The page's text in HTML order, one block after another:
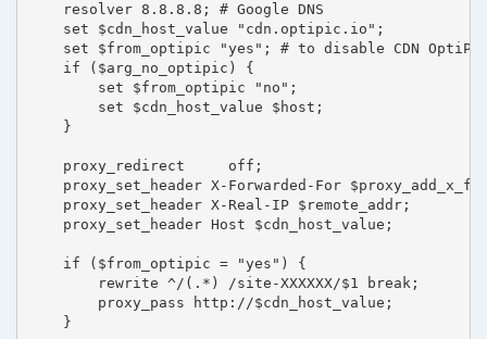
    resolver 8.8.8.8; # Google DNS
    set $cdn_host_value "cdn.optipic.io";
set $from_optipic "yes"; # to disable CDN
    if ($arg_no_optipic) {
        set $from_optipic "no";
        set $cdn_host_value $host;
    }
    proxy_redirect     off;
proxy_set_header X-Forwarded-For
    proxy_set_header X-Real-IP $remote_addr;
    proxy_set_header Host $cdn_host_value;
    if ($from_optipic = "yes") {
        rewrite ^/(.*) /site-XXXXXX/$1 break;
        proxy_pass http://$cdn_host_value;
    }